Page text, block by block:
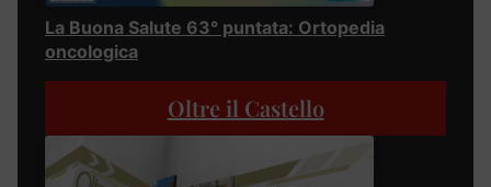
La Buona Salute 63° puntata: Ortopedia
oncologica
Oltre il Castello